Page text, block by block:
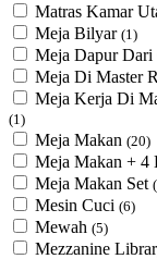
Matras Kamar
Meja Bilyar (1)
Meja Dapur Dari
Meja Di Master
Meja Kerja Di
(1)
Meja Makan (20)
Meja Makan + 4
Meja Makan Set
Mesin Cuci (6)
Mewah (5)
Mezzanine